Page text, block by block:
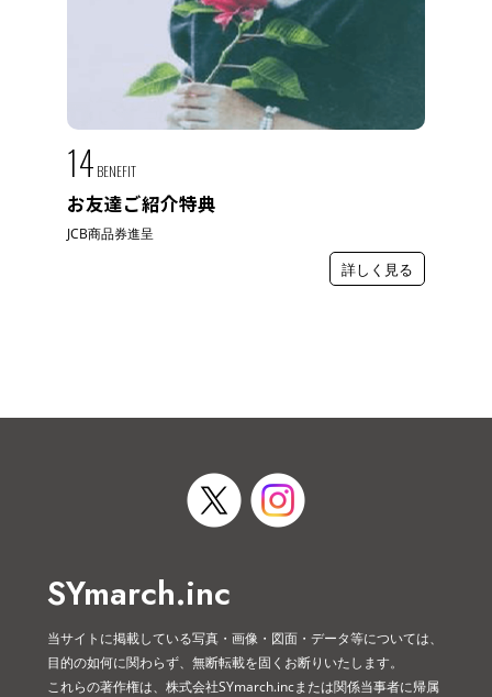
14 BENEFIT
お友達ご紹介特典
JCB商品券進呈
詳しく見る
SYmarch.inc
当サイトに掲載している写真・画像・図面・データ等については、
目的の如何に関わらず、無断転載を固くお断りいたします。
これらの著作権は、株式会社SYmarch.incまたは関係当事者に帰属